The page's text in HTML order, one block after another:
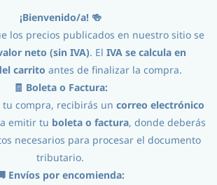
// Llenado //
¡Bienvenido/a! 🍻
los precios publicados en nuestro sitio se
neto (sin IVA). El IVA se calcula en
carrito antes de finalizar la compra.
🧾 Boleta o Factura:
tu compra, recibirás un correo electrónico
emitir tu boleta o factura, donde deberás
necesarios para procesar el documento
tributario.
Envíos por encomienda: